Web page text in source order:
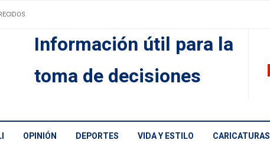
Información útil para la
toma de decisiones
OPINIÓN DEPORTES VIDA Y ESTILO CARICATURAS